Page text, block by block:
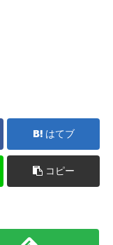
はてブ
コピー